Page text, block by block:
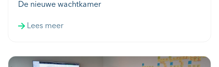
De nieuwe wachtkamer
Lees meer